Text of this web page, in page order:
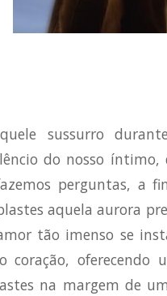
sussurro
do nosso
perguntas, a
aquela aurora
tão imenso se
coração,
na margem de